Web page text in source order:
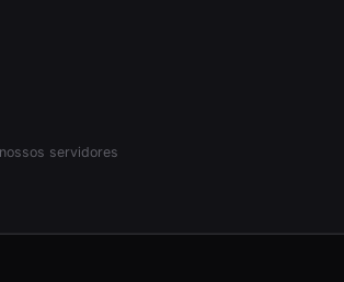
servidores